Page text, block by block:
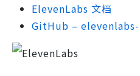
ElevenLabs 文档
GitHub –